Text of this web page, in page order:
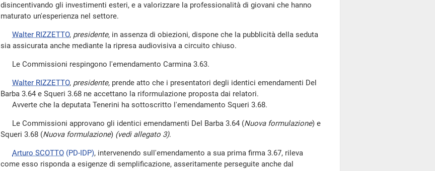
disincentivando gli investimenti esteri, e a valorizzare la professionalità di giovani che hanno
maturato un'esperienza nel settore.
Walter RIZZETTO, presidente, in assenza di obiezioni, dispone che la pubblicità della seduta
sia assicurata anche mediante la ripresa audiovisiva a circuito chiuso.
Le Commissioni respingono l'emendamento Carmina 3.63.
Walter RIZZETTO, presidente, prende atto che i presentatori degli identici emendamenti Del
Barba 3.64 e Squeri 3.68 ne accettano la riformulazione proposta dai relatori.
Avverte che la deputata Tenerini ha sottoscritto l'emendamento Squeri 3.68.
Le Commissioni approvano gli identici emendamenti Del Barba 3.64 (Nuova formulazione) e
Squeri 3.68 (Nuova formulazione) (vedi allegato 3).
Arturo SCOTTO (PD-IDP), intervenendo sull'emendamento a sua prima firma 3.67, rileva
come esso risponda a esigenze di semplificazione, asseritamente perseguite anche dal